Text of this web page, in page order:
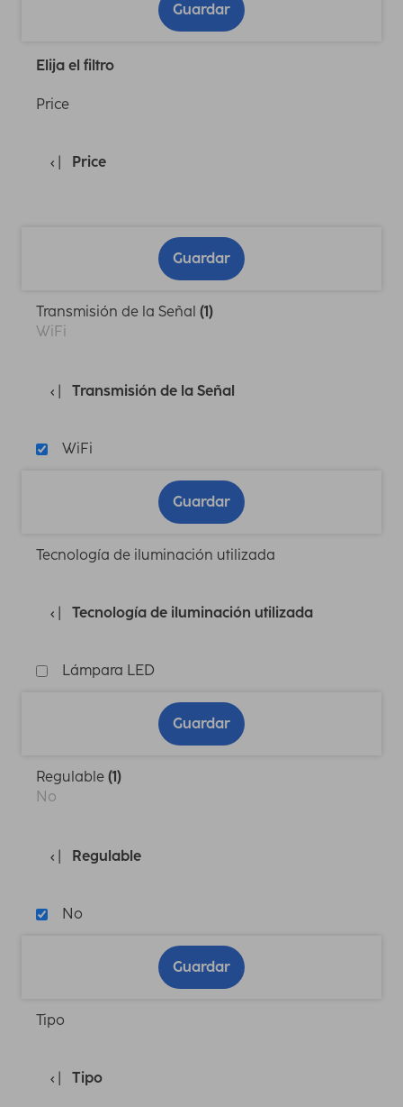
Guardar
Elija el filtro
Price
Price
Guardar
Transmisión de la Señal (1)
WiFi
Transmisión de la Señal
WiFi
Guardar
Tecnología de iluminación utilizada
Tecnología de iluminación utilizada
Lámpara LED
Guardar
Regulable (1)
No
Regulable
No
Guardar
Tipo
Tipo